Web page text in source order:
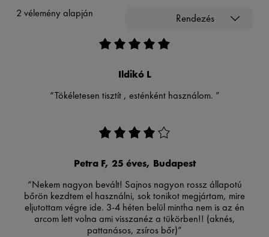
2 vélemény alapján Rendezés
Ildikó L
“Tökéletesen tisztít , esténként használom. ”
Petra F, 25 éves, Budapest
“Nekem nagyon bevált! Sajnos nagyon rossz állapotú
bőrön kezdtem el használni, sok tonikot megjártam, mire
eljutottam végre ide. 3-4 héten belül mintha nem is az én
arcom lett volna ami visszanéz a tükörben!! (aknés,
pattanásos, zsíros bőr)”